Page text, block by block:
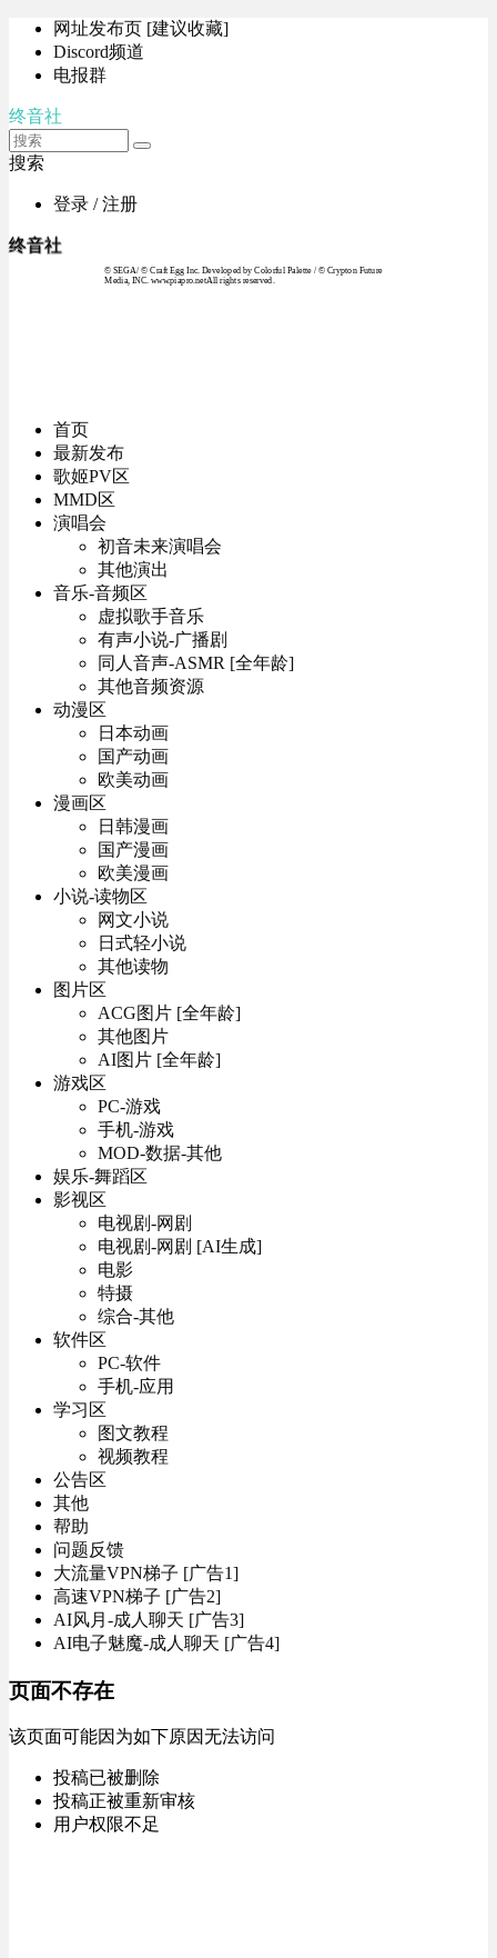
网址发布页 [建议收藏]
Discord频道
电报群
终音社
搜索
登录 / 注册
终音社
© SEGA / © Craft Egg Inc. Developed by Colorful Palette / © Crypton Future
Media, INC. www.piapro.netAll rights reserved.
首页
最新发布
歌姬PV区
MMD区
演唱会
初音未来演唱会
其他演出
音乐-音频区
虚拟歌手音乐
有声小说-广播剧
同人音声-ASMR [全年龄]
其他音频资源
动漫区
日本动画
国产动画
欧美动画
漫画区
日韩漫画
国产漫画
欧美漫画
小说-读物区
网文小说
日式轻小说
其他读物
图片区
ACG图片 [全年龄]
其他图片
AI图片 [全年龄]
游戏区
PC-游戏
手机-游戏
MOD-数据-其他
娱乐-舞蹈区
影视区
电视剧-网剧
电视剧-网剧 [AI生成]
电影
特摄
综合-其他
软件区
PC-软件
手机-应用
学习区
图文教程
视频教程
公告区
其他
帮助
问题反馈
大流量VPN梯子 [广告1]
高速VPN梯子 [广告2]
AI风月-成人聊天 [广告3]
AI电子魅魔-成人聊天 [广告4]
页面不存在
该页面可能因为如下原因无法访问
投稿已被删除
投稿正被重新审核
用户权限不足